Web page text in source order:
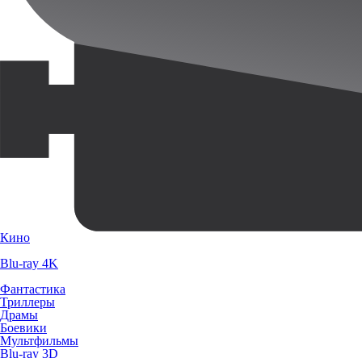
Кино
Blu-ray 4K
Фантастика
Триллеры
Драмы
Боевики
Мультфильмы
Blu-ray 3D